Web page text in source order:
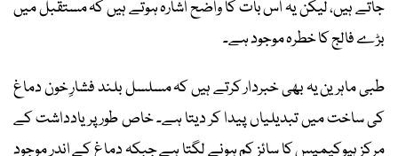
جاتے ہیں، لیکن یہ اس بات کا واضح اشارہ ہوتے ہیں کہ مستقبل میں
بڑے فالج کا خطرہ موجود ہے۔
طبی ماہرین یہ بھی خبردار کرتے ہیں کہ مسلسل بلند فشارِ خون دماغ
کی ساخت میں تبدیلیاں پیدا کر دیتا ہے۔ خاص طور پر یادداشت کے
مرکز ہپوکیمپس کا سائز کم ہونے لگتا ہے جبکہ دماغ کے اندر موجود